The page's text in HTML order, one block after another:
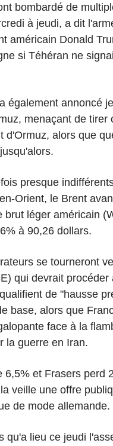
bombardé de
à jeudi, a dit
américain Donald
si Téhéran ne
également annoncé
menaçant de tirer
d'Ormuz, alors que
presque
Orient, le Brent
léger américain
à 90,26 dollars.
se tourneront
qui devrait procéder
de "hausse
base, alors que
face à la
la guerre en Iran.
et Frasers perd
veille une offre
de mode allemande.
qu'a lieu ce jeudi